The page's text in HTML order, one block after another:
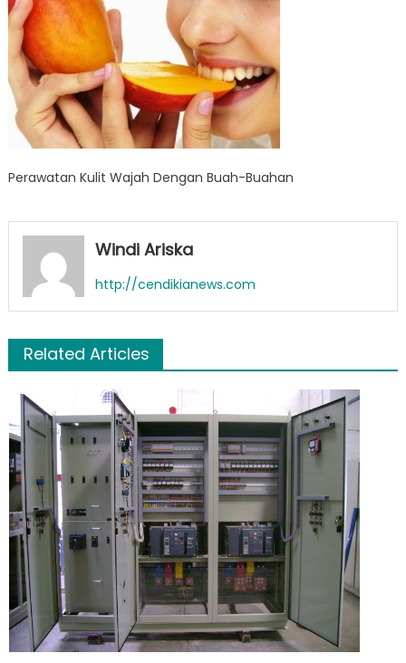
Perawatan Kulit Wajah Dengan Buah-Buahan
Windi Ariska
http://cendikianews.com
Related Articles